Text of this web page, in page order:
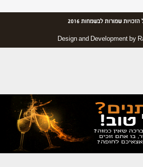
שמורות לבשמחות 2016
Design and Development by